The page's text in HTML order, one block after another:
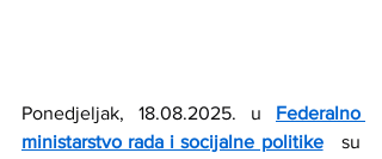
Ponedjeljak, 18.08.2025. u Federalno
ministarstvo rada i socijalne politike su